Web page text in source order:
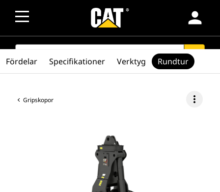
person
SEARCH search
Gripskopor more_vert
Fördelar Specifikationer Verktyg Rundtur